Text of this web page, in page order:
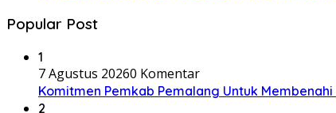
Popular Post
1
7 Agustus 20260 Komentar
Komitmen Pemkab Pemalang Untuk
2